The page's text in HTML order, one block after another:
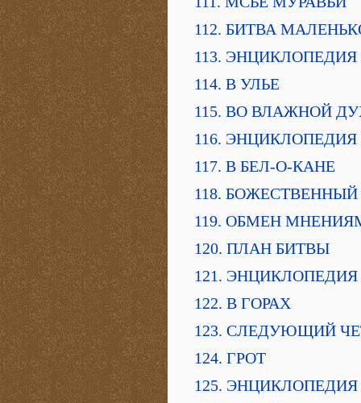
112. БИТВА
113. ЭНЦИКЛОПЕДИЯ
114. В УЛЬЕ
115. ВО ВЛАЖНОЙ
116. ЭНЦИКЛОПЕДИЯ
117. В БЕЛ-О-КАНЕ
118.
119. ОБМЕН
120. ПЛАН БИТВЫ
121. ЭНЦИКЛОПЕДИЯ
122. В ГОРАХ
123. СЛЕДУЮЩИЙ
124. ГРОТ
125. ЭНЦИКЛОПЕДИЯ